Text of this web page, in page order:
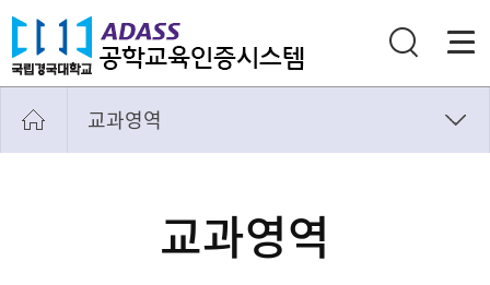
교과영역
교과영역